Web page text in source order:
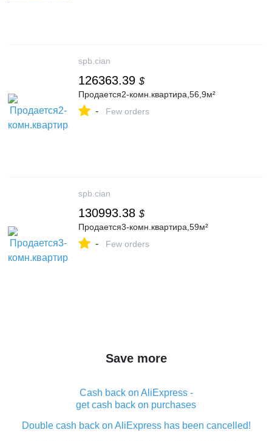
spb.cian
126363.39 $
Продается2-комн.квартира,56,9м²
- Few orders
spb.cian
130993.38 $
Продается3-комн.квартира,59м²
- Few orders
Save more
Cash back on AliExpress -
get cash back on purchases
Double cash back on AliExpress has been cancelled!